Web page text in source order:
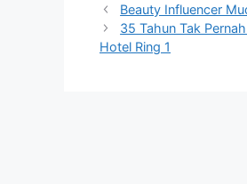
Beauty Influencer
35 Tahun Tak
Hotel Ring 1